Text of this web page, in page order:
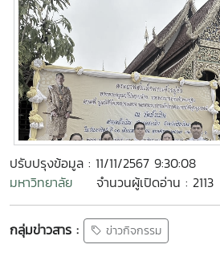
ปรับปรุงข้อมูล : 11/11/2567 9:30:08
มหาวิทยาลัย
จำนวนผู้เปิดอ่าน : 2113
กลุ่มข่าวสาร : ข่าวกิจกรรม